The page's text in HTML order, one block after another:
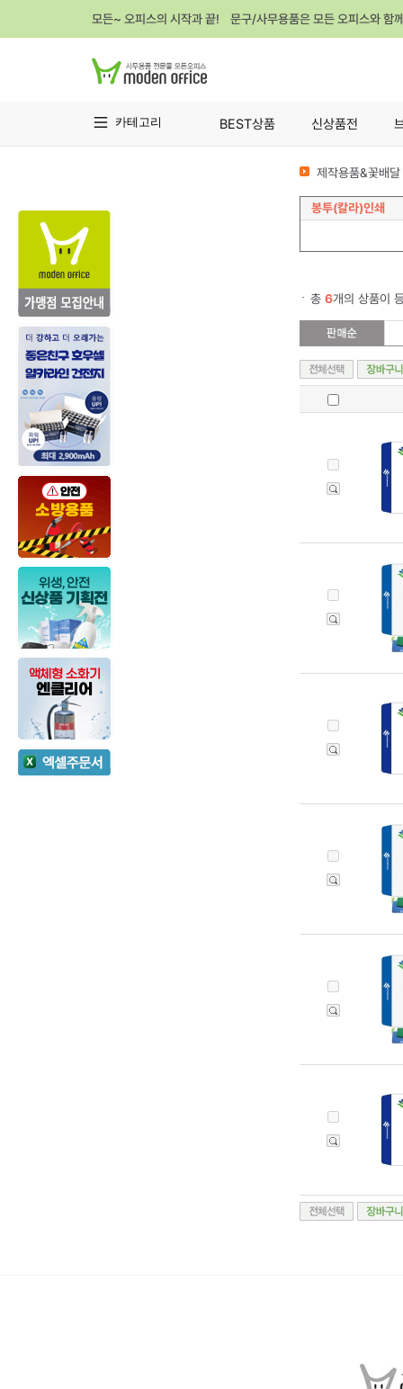
모든~ 오피스의 시작과 끝! 문구/사무용품은 모든 오피스와 함
카테고리 BEST상품 신상품전
제작용품&꽃배
봉투(칼라)인쇄
총 6개의 상품이